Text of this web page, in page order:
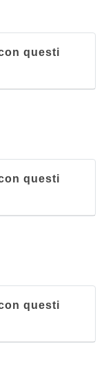
questi
questi
questi